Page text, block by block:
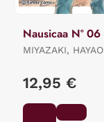
Nausicaa Nº 06
MIYAZAKI, HAYAO
12,95 €